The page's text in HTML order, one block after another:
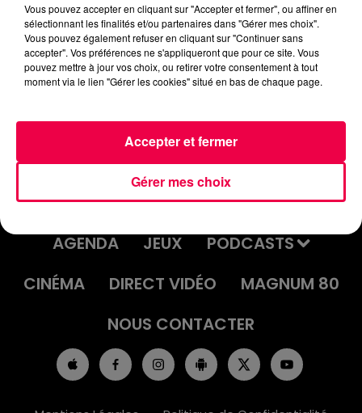
JEU DE L'ANNIVERSAIRE DU
MERCREDI 27 AOÛT
ACCUEIL INFOS
EMISSIONS
AGENDA
JEUX
PODCASTS
CINÉMA
DIRECT VIDÉO
MAGNUM 80
NOUS CONTACTER
Vous pouvez accepter en cliquant sur "Accepter et fermer", ou affiner en
sélectionnant les finalités et/ou partenaires dans "Gérer mes choix".
Vous pouvez également refuser en cliquant sur "Continuer sans
accepter". Vos préférences ne s'appliqueront que pour ce site. Vous
pouvez mettre à jour vos choix, ou retirer votre consentement à tout
moment via le lien "Gérer les cookies" situé en bas de chaque page.
Gérer mes choix
Accepter et fermer